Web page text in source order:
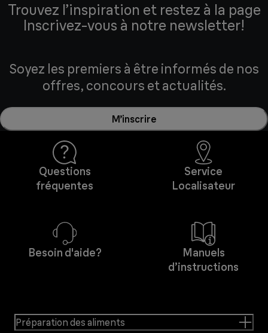
Trouvez l’inspiration et restez à la page
Inscrivez-vous à notre newsletter!
Soyez les premiers à être informés de nos
offres, concours et actualités.
M’inscrire
Questions
fréquentes
Service
Localisateur
Besoin d'aide?
Manuels
d’instructions
Préparation des aliments